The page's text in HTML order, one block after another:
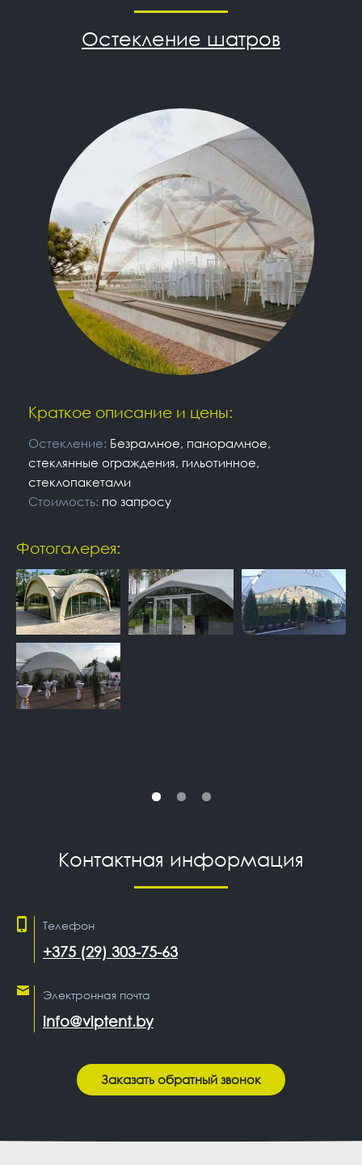
Остекление шатров
Краткое описание и цены:
Остекление: Безрамное, панорамное,
стеклянные ограждения, гильотинное,
стеклопакетами
Стоимость: по запросу
Фотогалерея:
Контактная информация
Телефон
+375 (29) 303-75-63
Электронная почта
info@viptent.by
Заказать обратный звонок